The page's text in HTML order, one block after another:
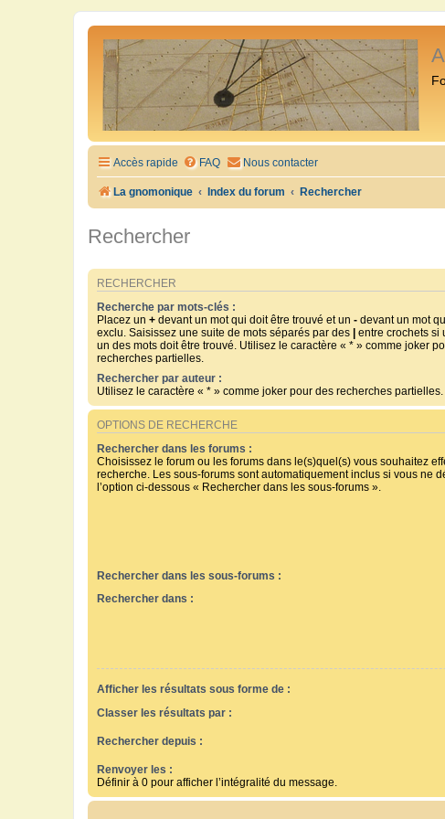
Accès rapide FAQ Nous contacter
La gnomonique Index du forum Rechercher
Rechercher
RECHERCHER
Recherche par mots-clés :
Placez un + devant un mot qui doit être trouvé et un - devant un mot
exclu. Saisissez une suite de mots séparés par des
entre crochets si
un des mots doit être trouvé. Utilisez le caractère « * » comme joker
recherches partielles.
Rechercher par auteur :
Utilisez le caractère « * » comme joker pour des recherches partielles.
OPTIONS DE RECHERCHE
Rechercher dans les forums :
Choisissez le forum ou les forums dans le(s)quel(s) vous souhaitez
recherche. Les sous-forums sont automatiquement inclus si vous ne
l’option ci-dessous « Rechercher dans les sous-forums ».
Rechercher dans les sous-forums :
Rechercher dans :
Afficher les résultats sous forme de :
Classer les résultats par :
Rechercher depuis :
Renvoyer les :
Définir à 0 pour afficher l’intégralité du message.